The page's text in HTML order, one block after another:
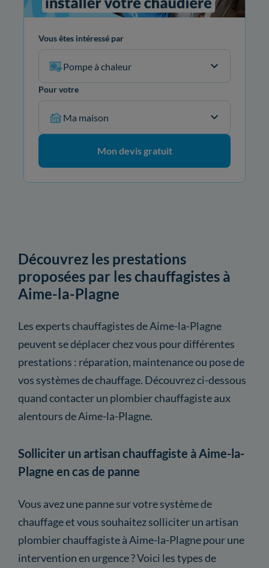
Vous êtes intéressé par
Pompe à chaleur
Pour votre
Ma maison
Mon devis gratuit
Découvrez les prestations
proposées par les chauffagistes à
Aime-la-Plagne
Les experts chauffagistes de Aime-la-Plagne
peuvent se déplacer chez vous pour différentes
prestations : réparation, maintenance ou pose de
vos systèmes de chauffage. Découvrez ci-dessous
quand contacter un plombier chauffagiste aux
alentours de Aime-la-Plagne.
Solliciter un artisan chauffagiste à Aime-la-
Plagne en cas de panne
Vous avez une panne sur votre système de
chauffage et vous souhaitez solliciter un artisan
plombier chauffagiste à Aime-la-Plagne pour une
intervention en urgence ? Voici les types de